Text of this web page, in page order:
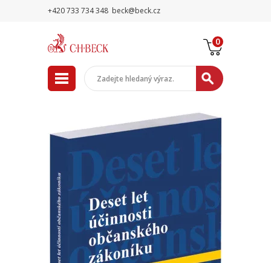
+420 733 734 348 beck@beck.cz
0